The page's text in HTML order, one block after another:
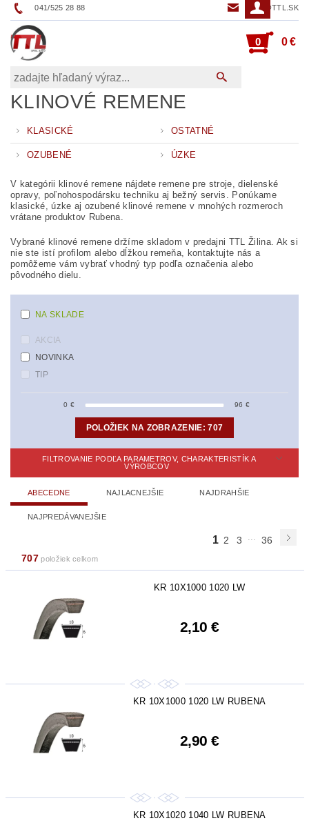
041/525 28 88 TTL@TTL.SK
0 0 €
KLINOVÉ REMENE
KLASICKÉ OSTATNÉ
OZUBENÉ ÚZKE
V kategórii klinové remene nájdete remene pre stroje, dielenské
opravy, poľnohospodársku techniku aj bežný servis. Ponúkame
klasické, úzke aj ozubené klinové remene v mnohých rozmeroch
vrátane produktov Rubena.
Vybrané klinové remene držíme skladom v predajni TTL Žilina. Ak si
nie ste istí profilom alebo dĺžkou remeňa, kontaktujte nás a
pomôžeme vám vybrať vhodný typ podľa označenia alebo
pôvodného dielu.
NA SKLADE
AKCIA
NOVINKA
TIP
0 € 96 €
POLOŽIEK NA ZOBRAZENIE:707
FILTROVANIE PODĽA PARAMETROV, CHARAKTERISTÍK A
VÝROBCOV
ABECEDNE NAJLACNEJŠIE NAJDRAHŠIE
NAJPREDÁVANEJŠIE
1 2 3 ...
36
707položiek celkom
KR 10X1000 1020 LW
2,10 €
KR 10X1000 1020 LW RUBENA
2,90 €
KR 10X1020 1040 LW RUBENA